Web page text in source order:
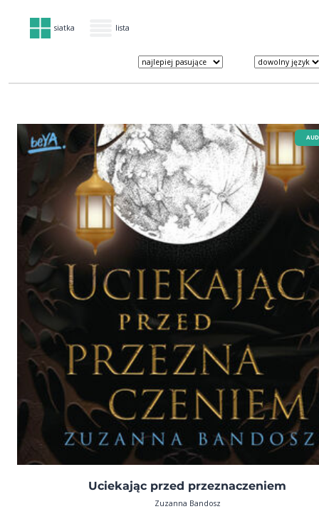
siatka lista
Uciekając przed przeznaczeniem
Zuzanna Bandosz